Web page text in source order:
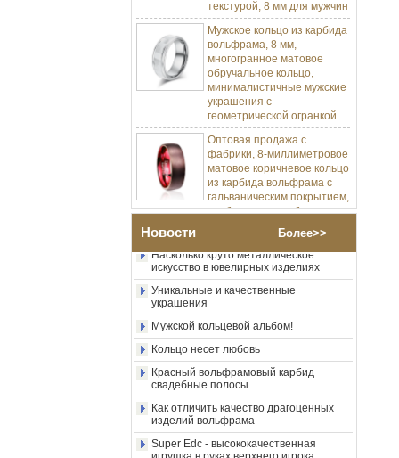
Мужское кольцо из карбида
вольфрама, 8 мм,
многогранное матовое
обручальное кольцо,
минималистичные мужские
украшения с
геометрической огранкой
Оптовая продажа с
фабрики, 8-миллиметровое
матовое коричневое кольцо
из карбида вольфрама с
гальваническим покрытием,
удобная куполообразная
форма, глянцевое красное
мужское обручальное
кольцо с внутренней
стенкой, индивидуальная
внутренняя лазерная
Оптовая продажа с
полированное серебряное
кольцо из карбида
вольфрама, центральная
инкрустация из
измельченного синего
малахитовой полосой,
мужское обручальное
кольцо, изготовленная на
заказ внутренняя л
Новости Более>>
Изготовление ювелирных изделий
Процесс-пресс-форма Изготовление и
литье
Позвольте мне разработать мою
искусство в ювелирных изделиях
Уникальные и качественные
украшения
Мужской кольцевой альбом!
Кольцо несет любовь
Красный вольфрамовый карбид
свадебные полосы
Как отличить качество драгоценных
изделий вольфрама
Super Edc - высококачественная
игрушка в руках верхнего игрока